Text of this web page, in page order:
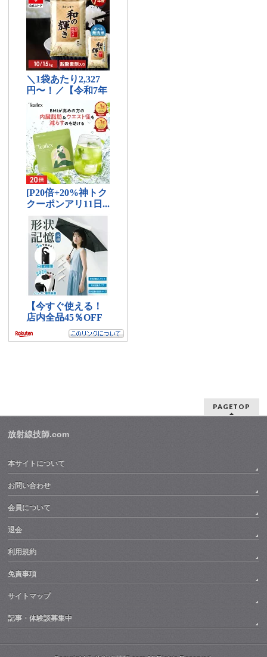
PAGETOP
放射線技師.com
本サイトについて
お問い合わせ
会員について
退会
利用規約
免責事項
サイトマップ
記事・体験談募集中